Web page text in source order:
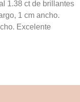
1.38 ct de brillantes
1 cm ancho.
Excelente